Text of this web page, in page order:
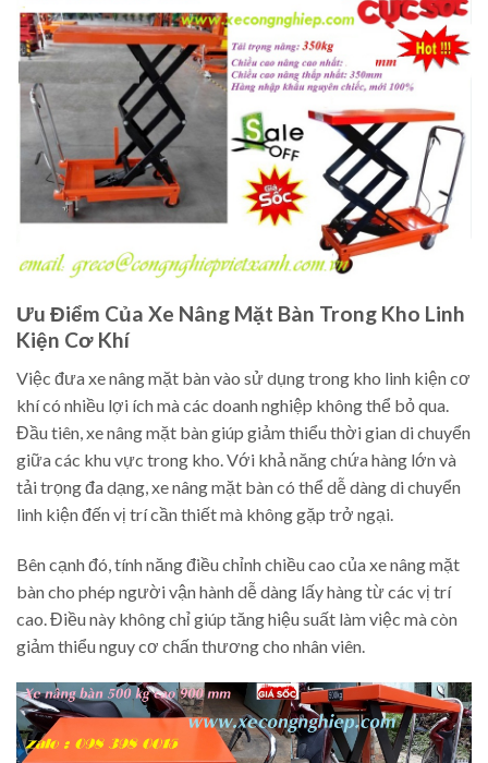
Ưu Điểm Của Xe Nâng Mặt Bàn Trong Kho Linh
Kiện Cơ Khí
Việc đưa xe nâng mặt bàn vào sử dụng trong kho linh kiện cơ
khí có nhiều lợi ích mà các doanh nghiệp không thể bỏ qua.
Đầu tiên, xe nâng mặt bàn giúp giảm thiểu thời gian di chuyển
giữa các khu vực trong kho. Với khả năng chứa hàng lớn và
tải trọng đa dạng, xe nâng mặt bàn có thể dễ dàng di chuyển
linh kiện đến vị trí cần thiết mà không gặp trở ngại.
Bên cạnh đó, tính năng điều chỉnh chiều cao của xe nâng mặt
bàn cho phép người vận hành dễ dàng lấy hàng từ các vị trí
cao. Điều này không chỉ giúp tăng hiệu suất làm việc mà còn
giảm thiểu nguy cơ chấn thương cho nhân viên.